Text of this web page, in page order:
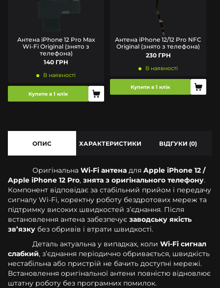
Антена iPhone 12 Pro Max
Wi-Fi Original (знято з
телефона)
140 ГРН
В наявності
Купити в 1 клік
Антена iPhone 12/12 Pro NFC
Original (знято з телефона)
230 ГРН
В наявності
Купити в 1 клік
ОПИС ХАРАКТЕРИСТИКИ ВІДГУКИ (0)
Оригінальна Wi-Fi антена для Apple iPhone 12 /
Apple iPhone 12 Pro, знята з оригінального телефону.
Компонент відповідає за стабільний прийом і передачу
сигналу Wi-Fi, коректну роботу бездротових мереж та
підтримку високих швидкостей з’єднання. Після
встановлення антена забезпечує заводську якість
зв’язку без обривів і втрати швидкості.
Деталь актуальна у випадках, коли Wi-Fi сигнал
слабкий, з’єднання періодично обривається, швидкість
нестабільна або пристрій не бачить доступні мережі.
Встановлення оригінальної антени повністю відновлює
штатну роботу без програмних помилок.